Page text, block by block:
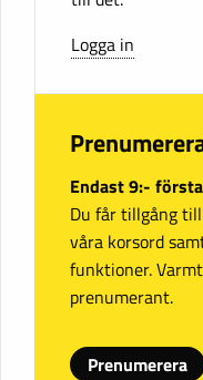
Logga in
Endast 9:-
Du får tillgång
våra korsord
funktioner.
prenumerant.
Prenumerera